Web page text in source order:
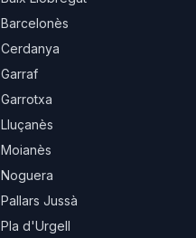
Barcelonès
Cerdanya
Garraf
Garrotxa
Lluçanès
Moianès
Noguera
Pallars Jussà
Pla d'Urgell